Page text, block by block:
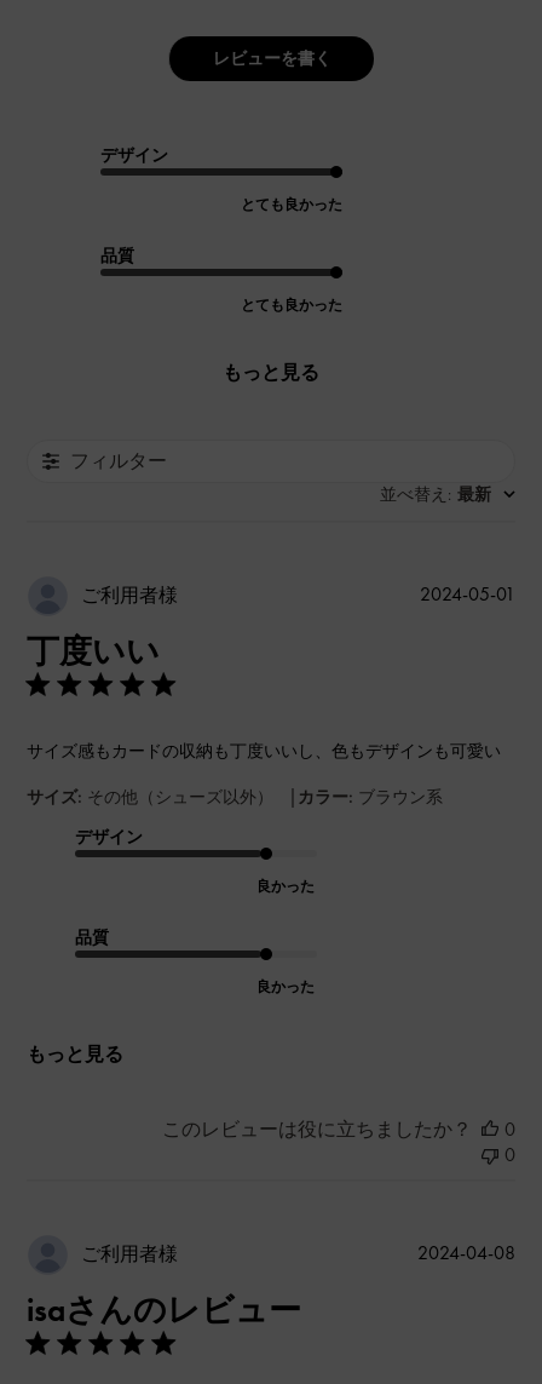
レビューを書く
デザイン
とても良かった
品質
とても良かった
もっと見る
フィルター
並べ替え : 最新
ご利用者様
丁度いい
サイズ感もカードの収納も丁度いいし、色もデザインも可愛い
サイズ: その他（シューズ以外） | カラー: ブラウン系
デザイン
良かった
品質
良かった
もっと見る
2024-05-01
このレビューは役に立ちましたか？
0
0
ご利用者様
isaさんのレビュー
公
2024-04-08